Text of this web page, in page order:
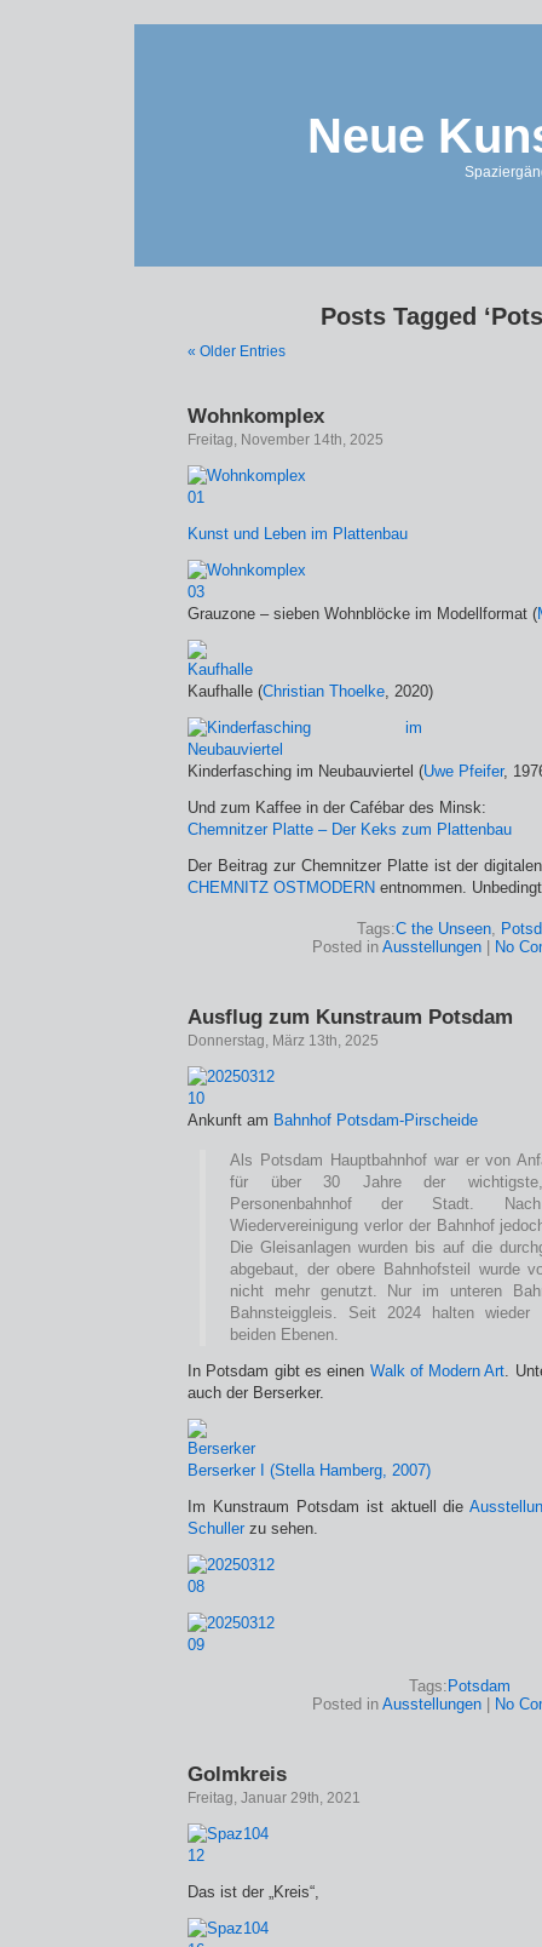
Neue
Posts Tagged
« Older Entries
Wohnkomplex
Freitag, November 14th, 2025
Kunst und Leben im Plattenbau
Grauzone – sieben Wohnblöcke im Modellformat (
Kaufhalle (Christian Thoelke, 2020)
Kinderfasching im Neubauviertel (Uwe Pfeifer,
Und zum Kaffee in der Cafébar des Minsk:
Chemnitzer Platte – Der Keks zum Plattenbau
Der Beitrag zur Chemnitzer Platte ist der
CHEMNITZ OSTMODERN entnommen.
Tags:C the Unseen,
Posted in Ausstellungen| No
Ausflug zum Kunstraum Potsdam
Donnerstag, März 13th, 2025
Ankunft am Bahnhof Potsdam-Pirscheide
Als Potsdam Hauptbahnhof war er von
für über 30 Jahre der
Personenbahnhof der Stadt.
Wiedervereinigung verlor der Bahnhof
Die Gleisanlagen wurden bis auf die
abgebaut, der obere Bahnhofsteil wurde
nicht mehr genutzt. Nur im unteren
Bahnsteiggleis. Seit 2024 halten wieder
beiden Ebenen.
In Potsdam gibt es einen Walk of Modern Art.
auch der Berserker.
Berserker I (Stella Hamberg, 2007)
Im Kunstraum Potsdam ist aktuell die
Schuller zu sehen.
Tags: Potsdam
Posted in Ausstellungen| No
Golmkreis
Freitag, Januar 29th, 2021
Das ist der „Kreis“,